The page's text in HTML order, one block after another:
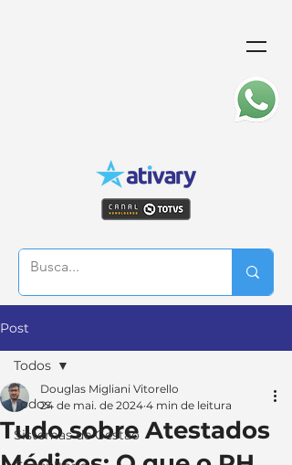
Post
Todos
Sistemas de Gestão
Todos
Tudo sobre Atestados
Douglas Migliani Vitorello
24 de mai. de 2024 4 min de leitura